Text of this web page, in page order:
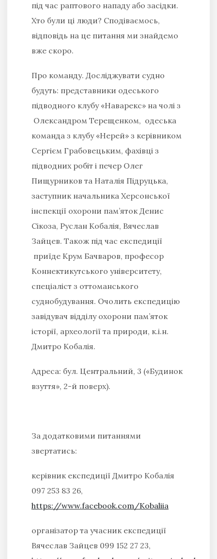
під час раптового нападу або засідки.
Хто були ці люди? Сподіваємось,
відповідь на це питання ми знайдемо
вже скоро.
Про команду. Досліджувати судно
будуть: представники одеського
підводного клубу «Наварекс» на чолі з
Олександром Терещенком, одеська
команда з клубу «Нерей» з керівником
Сергієм Грабовецьким, фахівці з
підводних робіт і печер Олег
Пищурников та Наталія Підруцька,
заступник начальника Херсонської
інспекції охорони пам’яток Денис
Сікоза, Руслан Кобалія, Вячеслав
Зайцев. Також під час експедиції
приїде Крум Бачваров, професор
Коннектикутського університету,
спеціаліст з оттоманського
суднобудування. Очолить експедицію
завідувач відділу охорони пам’яток
історії, археології та природи, к.і.н.
Дмитро Кобалія.
Адреса: бул. Центральний, 3 («Будинок
взуття», 2-й поверх).
За додатковими питаннями
звертатись:
керівник експедиції Дмитро Кобалія
097 253 83 26,
https://www.facebook.com/Kobaliia
організатор та учасник експедиції
Вячеслав Зайцев 099 152 27 23,